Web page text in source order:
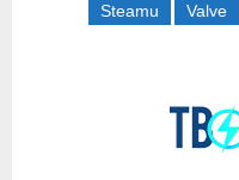
Steamu
Valve